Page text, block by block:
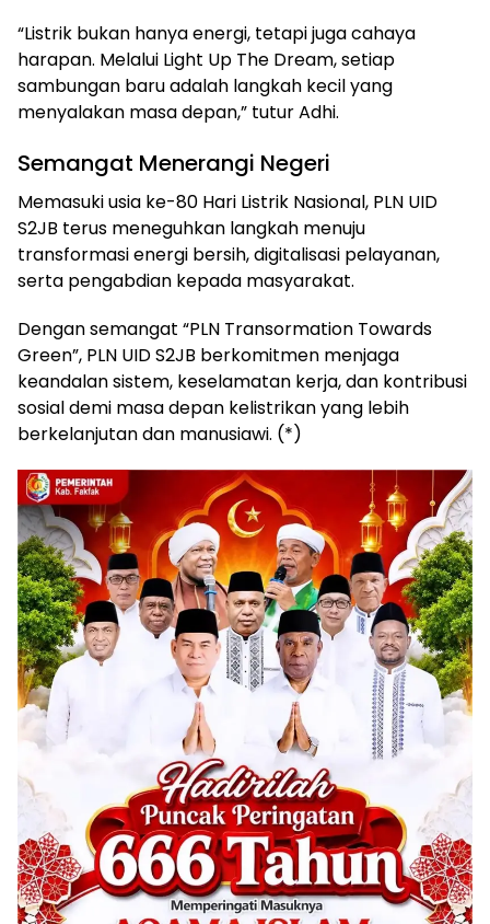
“Listrik bukan hanya energi, tetapi juga cahaya
harapan. Melalui Light Up The Dream, setiap
sambungan baru adalah langkah kecil yang
menyalakan masa depan,” tutur Adhi.
Semangat Menerangi Negeri
Memasuki usia ke-80 Hari Listrik Nasional, PLN UID
S2JB terus meneguhkan langkah menuju
transformasi energi bersih, digitalisasi pelayanan,
serta pengabdian kepada masyarakat.
Dengan semangat “PLN Transormation Towards
Green”, PLN UID S2JB berkomitmen menjaga
keandalan sistem, keselamatan kerja, dan kontribusi
sosial demi masa depan kelistrikan yang lebih
berkelanjutan dan manusiawi. (*)